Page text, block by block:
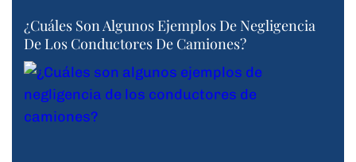
¿Cuáles Son Algunos Ejemplos De Negligencia
De Los Conductores De Camiones?